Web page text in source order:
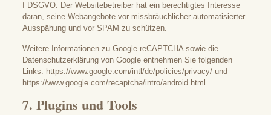
f DSGVO. Der Websitebetreiber hat ein berechtigtes Interesse
daran, seine Webangebote vor missbräuchlicher automatisierter
Ausspähung und vor SPAM zu schützen.
Weitere Informationen zu Google reCAPTCHA sowie die
Datenschutzerklärung von Google entnehmen Sie folgenden
Links: https://www.google.com/intl/de/policies/privacy/und
https://www.google.com/recaptcha/intro/android.html .
7. Plugins und Tools